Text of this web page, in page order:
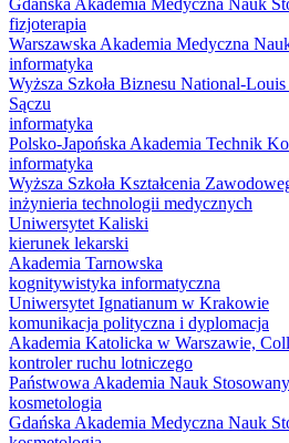
fizjoterapia
Warszawska Akademia Medyczna
informatyka
Wyższa Szkoła Biznesu National-
Sączu
informatyka
Polsko-Japońska Akademia Technik
informatyka
Wyższa Szkoła Kształcenia
inżynieria technologii medycznych
Uniwersytet Kaliski
kierunek lekarski
Akademia Tarnowska
kognitywistyka informatyczna
Uniwersytet Ignatianum w Krakowie
komunikacja polityczna i dyplomacja
Akademia Katolicka w Warszawie,
kontroler ruchu lotniczego
Państwowa Akademia Nauk
kosmetologia
Gdańska Akademia Medyczna Nauk